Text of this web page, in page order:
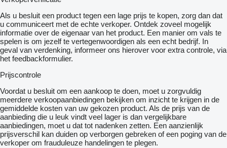
Als u besluit een product tegen een lage prijs te kopen, zorg dan dat
u communiceert met de echte verkoper. Ontdek zoveel mogelijk
informatie over de eigenaar van het product. Een manier om vals te
spelen is om jezelf te vertegenwoordigen als een echt bedrijf. In
geval van verdenking, informeer ons hierover voor extra controle, via
het feedbackformulier.
Prijscontrole
Voordat u besluit om een ​​aankoop te doen, moet u zorgvuldig
meerdere verkoopaanbiedingen bekijken om inzicht te krijgen in de
gemiddelde kosten van uw gekozen product. Als de prijs van de
aanbieding die u leuk vindt veel lager is dan vergelijkbare
aanbiedingen, moet u dat tot nadenken zetten. Een aanzienlijk
prijsverschil kan duiden op verborgen gebreken of een poging van de
verkoper om frauduleuze handelingen te plegen.